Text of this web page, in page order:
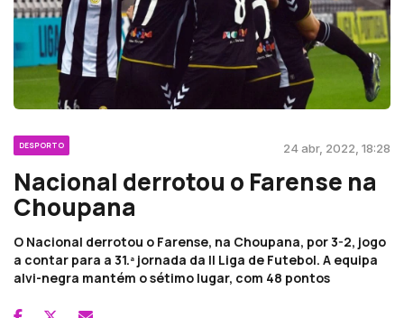
DESPORTO 24 abr, 2022, 18:28
Nacional derrotou o Farense na
Choupana
O Nacional derrotou o Farense, na Choupana, por 3-2, jogo
a contar para a 31.ª jornada da II Liga de Futebol. A equipa
alvi-negra mantém o sétimo lugar, com 48 pontos